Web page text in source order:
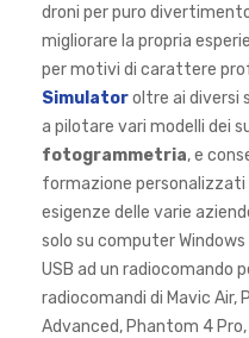
droni per puro
migliorare la propria
per motivi di carattere
Simulatoroltre ai diversi
a pilotare vari modelli dei
fotogrammetria, e
formazione personalizzati
esigenze delle varie
solo su computer
USB ad un radiocomando
radiocomandi di Mavic
Advanced, Phantom 4